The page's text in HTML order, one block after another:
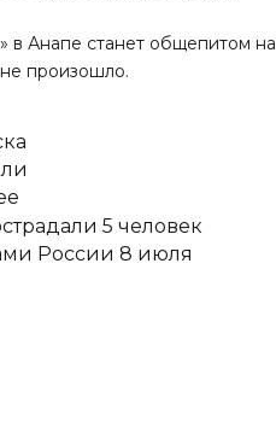
в Анапе станет общепитом на
произошло.
5 человек
России 8 июля